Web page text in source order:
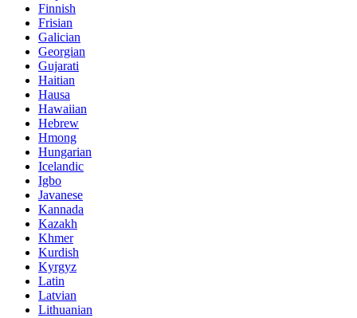
Finnish
Frisian
Galician
Georgian
Gujarati
Haitian
Hausa
Hawaiian
Hebrew
Hmong
Hungarian
Icelandic
Igbo
Javanese
Kannada
Kazakh
Khmer
Kurdish
Kyrgyz
Latin
Latvian
Lithuanian